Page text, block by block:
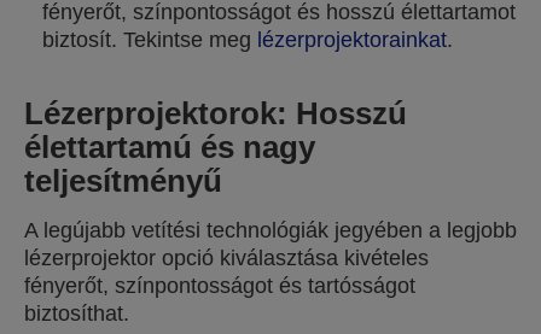
fényerőt, színpontosságot és hosszú élettartamot
biztosít. Tekintse meg lézerprojektorainkat.
Lézerprojektorok: Hosszú
élettartamú és nagy
teljesítményű
A legújabb vetítési technológiák jegyében a legjobb
lézerprojektor opció kiválasztása kivételes
fényerőt, színpontosságot és tartósságot
biztosíthat.